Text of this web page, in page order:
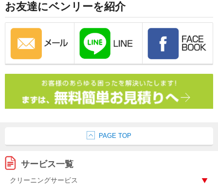
お友達にベンリーを紹介
PAGE TOP
サービス一覧
クリーニングサービス